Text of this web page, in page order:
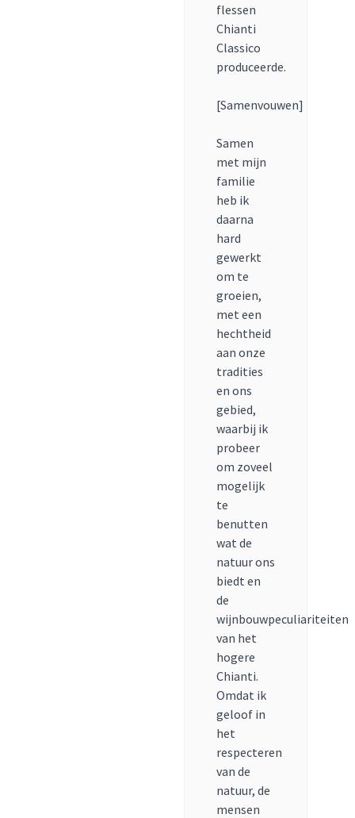
flessen
Chianti
Classico
produceerde.
[Samenvouwen]
Samen
met mijn
familie
heb ik
daarna
hard
gewerkt
om te
groeien,
met een
hechtheid
aan onze
tradities
en ons
gebied,
waarbij ik
probeer
om zoveel
mogelijk
te
benutten
wat de
natuur ons
biedt en
de
wijnbouwpeculiariteiten
van het
hogere
Chianti.
Omdat ik
geloof in
het
respecteren
van de
natuur, de
mensen